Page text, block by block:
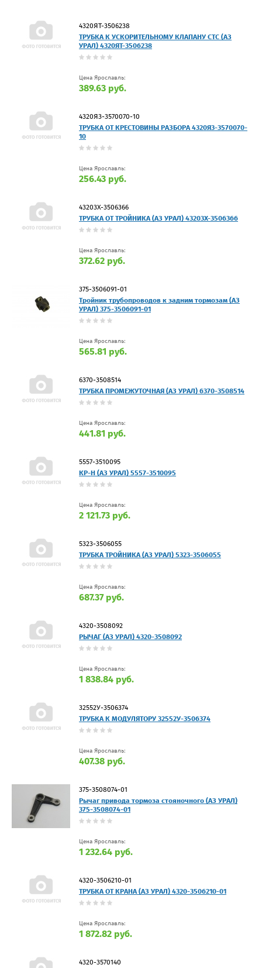
4320ЯТ-3506238
ТРУБКА К УСКОРИТЕЛЬНОМУ КЛАПАНУ СТС (АЗ
УРАЛ) 4320ЯТ-3506238
Цена Ярославль:
389.63 руб.
4320Я3-3570070-10
ТРУБКА ОТ КРЕСТОВИНЫ РАЗБОРА 4320Я3-3570070-
10
Цена Ярославль:
256.43 руб.
43203Х-3506366
ТРУБКА ОТ ТРОЙНИКА (АЗ УРАЛ) 43203Х-3506366
Цена Ярославль:
372.62 руб.
375-3506091-01
Тройник трубопроводов к задним тормозам (АЗ
УРАЛ) 375-3506091-01
Цена Ярославль:
565.81 руб.
6370-3508514
ТРУБКА ПРОМЕЖУТОЧНАЯ (АЗ УРАЛ) 6370-3508514
Цена Ярославль:
441.81 руб.
5557-3510095
КР-Н (АЗ УРАЛ) 5557-3510095
Цена Ярославль:
2 121.73 руб.
5323-3506055
ТРУБКА ТРОЙНИКА (АЗ УРАЛ) 5323-3506055
Цена Ярославль:
687.37 руб.
4320-3508092
РЫЧАГ (АЗ УРАЛ) 4320-3508092
Цена Ярославль:
1 838.84 руб.
32552У-3506374
ТРУБКА К МОДУЛЯТОРУ 32552У-3506374
Цена Ярославль:
407.38 руб.
375-3508074-01
Рычаг привода тормоза стояночного (АЗ УРАЛ)
375-3508074-01
Цена Ярославль:
1 232.64 руб.
4320-3506210-01
ТРУБКА ОТ КРАНА (АЗ УРАЛ) 4320-3506210-01
Цена Ярославль:
1 872.82 руб.
4320-3570140